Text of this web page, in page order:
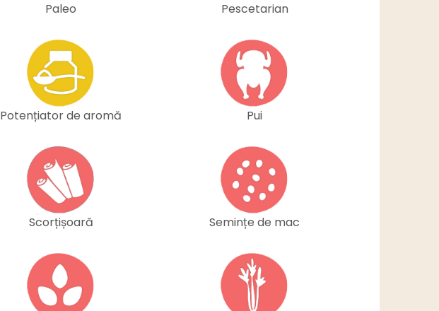
Paleo Pescetarian
Potențiator de aromă Pui
Scorțișoară Semințe de mac